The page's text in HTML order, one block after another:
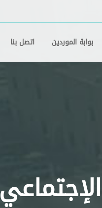
بوابة الموردين اتصل بنا